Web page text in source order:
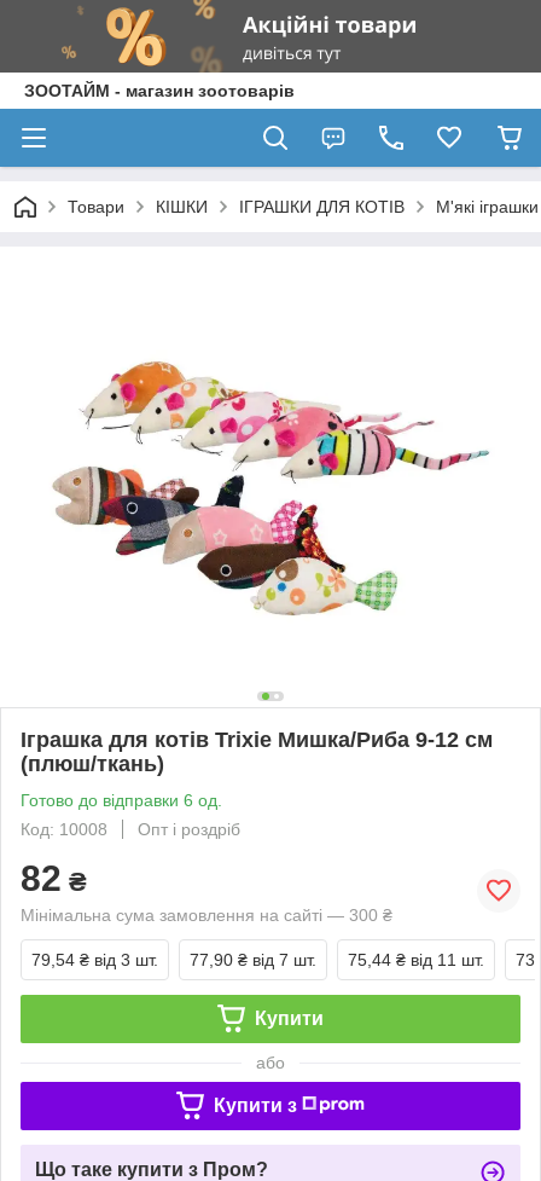
ЗООТАЙМ - магазин зоотоварів
Товари КІШКИ ІГРАШКИ ДЛЯ КОТІВ М'які іграшки
Іграшка для котів Trixie Мишка/Риба 9-12 см
(плюш/ткань)
Готово до відправки 6 од.
Код: 10008
Опт і роздріб
82 ₴
Мінімальна сума замовлення на сайті — 300 ₴
79,54 ₴ від 3 шт. 77,90 ₴ від 7 шт. 75,44 ₴ від 11 шт.
Купити
або
Купити з
Що таке купити з Пром?